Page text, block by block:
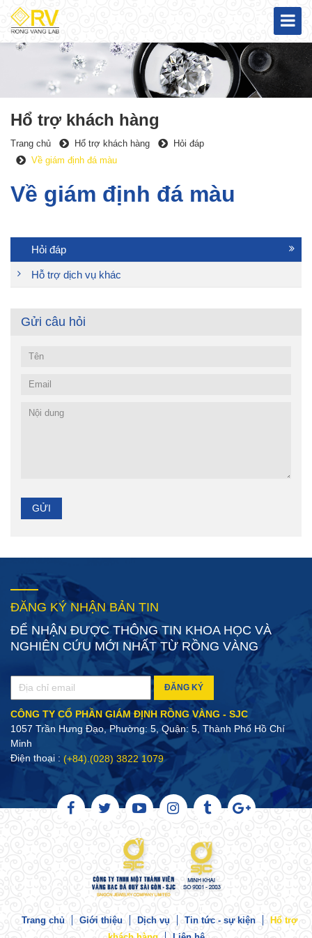
Hổ trợ khách hàng
Trang chủ Hổ trợ khách hàng
Hỏi đáp
Về giám định đá màu
Về giám định đá màu
Hỏi đáp
Hỗ trợ dịch vụ khác
Gửi câu hỏi
ĐĂNG KÝ NHẬN BẢN TIN
ĐỂ NHẬN ĐƯỢC THÔNG TIN KHOA HỌC VÀ
NGHIÊN CỨU MỚI NHẤT TỪ RỒNG VÀNG
ĐĂNG KÝ
CÔNG TY CỔ PHẦN GIÁM ĐỊNH RỒNG VÀNG - SJC
1057 Trần Hưng Đạo, Phường: 5, Quận: 5, Thành Phố Hồ Chí
Minh
Điện thoại : (+84).(028) 3822 1079
Trang chủ Giới thiệu Dịch vụ Tin tức - sự kiện
Hổ trợ